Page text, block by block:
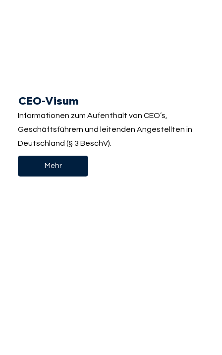
CEO-Visum
Informationen zum Aufenthalt von CEO’s,
Geschäftsführern und leitenden Angestellten in
Deutschland (§ 3 BeschV).
Mehr